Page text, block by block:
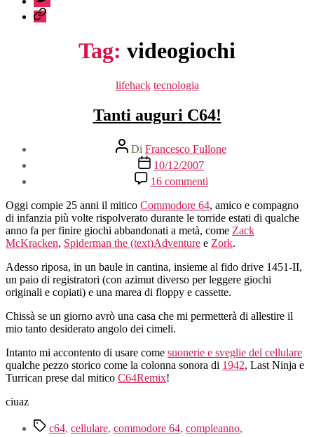
sessionize
Tag: videogiochi
Categorie
lifehack tecnologia
Tanti auguri C64!
Autore
articolo
Di Francesco Fullone
Data
dell'articolo
10/12/2007
16 commentisu
Tanti
auguri
C64!
Oggi compie 25 anni il mitico Commodore 64, amico e compagno
di infanzia più volte rispolverato durante le torride estati di qualche
anno fa per finire giochi abbandonati a metà, come Zack
McKracken, Spiderman the (text)Adventure e Zork.
Adesso riposa, in un baule in cantina, insieme al fido drive 1451-II,
un paio di registratori (con azimut diverso per leggere giochi
originali e copiati) e una marea di floppy e cassette.
Chissà se un giorno avrò una casa che mi permetterà di allestire il
mio tanto desiderato angolo dei cimeli.
Intanto mi accontento di usare come suonerie e sveglie del cellulare
qualche pezzo storico come la colonna sonora di 1942, Last Ninja e
Turrican prese dal mitico C64Remix!
ciuaz
Tag c64, cellulare, commodore 64, compleanno,